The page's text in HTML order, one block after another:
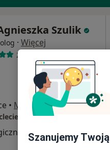
Szulik
· Więcej
218 opinii
• Mapa
od 150 zł
Szanujemy